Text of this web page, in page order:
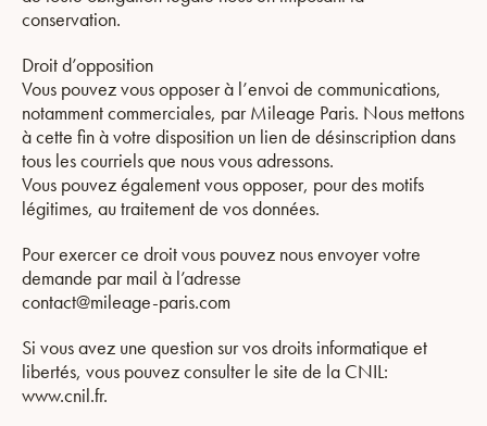
conservation.
Droit d’opposition
Vous pouvez vous opposer à l’envoi de communications,
notamment commerciales, par Mileage Paris. Nous mettons
à cette fin à votre disposition un lien de désinscription dans
tous les courriels que nous vous adressons.
Vous pouvez également vous opposer, pour des motifs
légitimes, au traitement de vos données.
Pour exercer ce droit vous pouvez nous envoyer votre
demande par mail à l’adresse
contact@mileage-paris.com
Si vous avez une question sur vos droits informatique et
libertés, vous pouvez consulter le site de la CNIL:
www.cnil.fr.